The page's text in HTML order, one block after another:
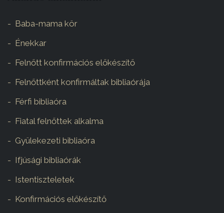
Baba-mama kör
Énekkar
Felnőtt konfirmációs előkészítő
Felnőttként konfirmáltak bibliaórája
Férfi bibliaóra
Fiatal felnőttek alkalma
Gyülekezeti bibliaóra
Ifjúsági bibliaórák
Istentiszteletek
Konfirmációs előkészítő